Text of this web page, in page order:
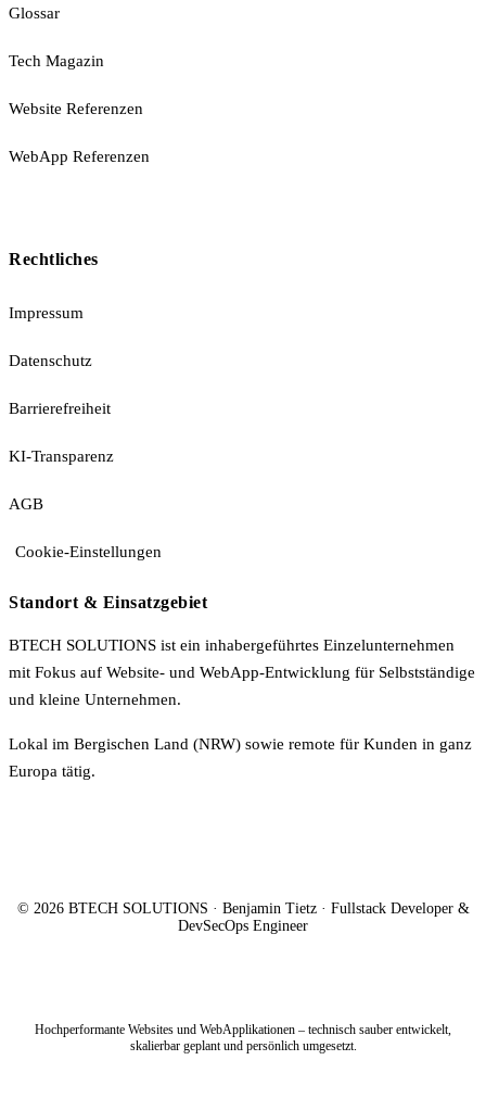
Glossar
Tech Magazin
Website Referenzen
WebApp Referenzen
Rechtliches
Impressum
Datenschutz
Barrierefreiheit
KI-Transparenz
AGB
Cookie-Einstellungen
Standort & Einsatzgebiet
BTECH SOLUTIONS ist ein inhabergeführtes Einzelunternehmen
mit Fokus auf Website- und WebApp-Entwicklung für Selbstständige
und kleine Unternehmen.
Lokal im Bergischen Land (NRW) sowie remote für Kunden in ganz
Europa tätig.
© 2026 BTECH SOLUTIONS · Benjamin Tietz · Fullstack Developer &
DevSecOps Engineer
Hochperformante Websites und WebApplikationen – technisch sauber entwickelt,
skalierbar geplant und persönlich umgesetzt.